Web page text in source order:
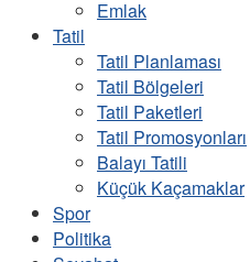
Emlak
Tatil
Tatil Planlaması
Tatil Bölgeleri
Tatil Paketleri
Tatil Promosyonları
Balayı Tatili
Küçük Kaçamaklar
Spor
Politika